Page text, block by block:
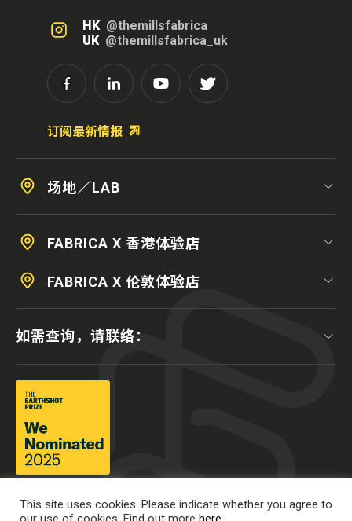
HK @themillsfabrica
UK @themillsfabrica_uk
订阅最新情报
场地／LAB
FABRICA X 香港体验店
FABRICA X 伦敦体验店
如需查询，请联络：
This site uses cookies. Please indicate whether you agree to